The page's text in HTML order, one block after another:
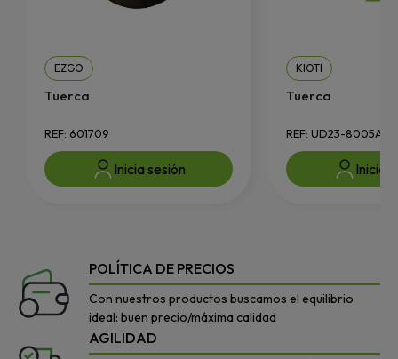
EZGO
Tuerca
REF: 601709
Inicia sesión
KIOTI
Tuerca
REF: UD23-8005A
Inicia
POLÍTICA DE PRECIOS
Con nuestros productos buscamos el equilibrio
ideal: buen precio/máxima calidad
AGILIDAD